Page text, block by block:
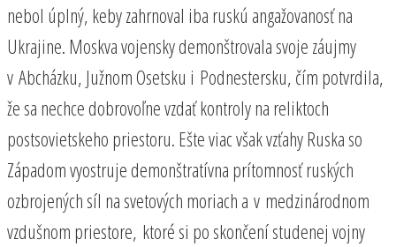
nebol úplný, keby zahrnoval iba ruskú angažovanosť na
Ukrajine. Moskva vojensky demonštrovala svoje záujmy
v Abcházku, Južnom Osetsku i Podnestersku, čím potvrdila,
že sa nechce dobrovoľne vzdať kontroly na reliktoch
postsovietskeho priestoru. Ešte viac však vzťahy Ruska so
Západom vyostruje demonštratívna prítomnosť ruských
ozbrojených síl na svetových moriach a v medzinárodnom
vzdušnom priestore, ktoré si po skončení studenej vojny